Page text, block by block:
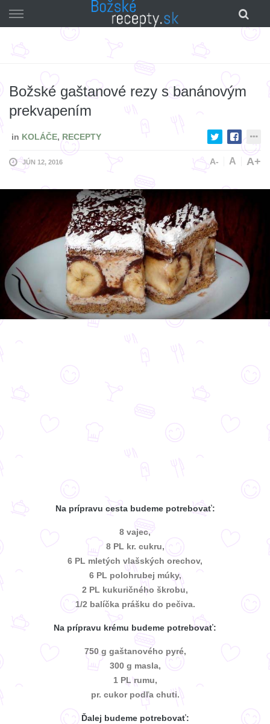
to
Božské gaštanové rezy s banánovým
prekvapením
in KOLÁČE, RECEPTY
JÚN 12, 2016 A- A A+
Na prípravu cesta budeme potrebovať:
8 vajec,
8 PL kr. cukru,
6 PL mletých vlašských orechov,
6 PL polohrubej múky,
2 PL kukuričného škrobu,
1/2 balíčka prášku do pečiva.
Na prípravu krému budeme potrebovať:
750 g gaštanového pyré,
300 g masla,
1 PL rumu,
pr. cukor podľa chuti.
Ďalej budeme potrebovať: